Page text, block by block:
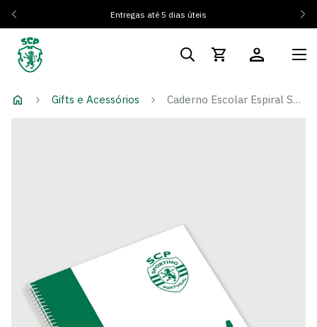
Entregas até 5 dias úteis
Gifts e Acessórios Caderno Escolar Espiral SCP Estádio